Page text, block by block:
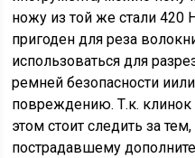
ножу из той же стали 420
пригоден для реза
использоваться для
ремней безопасности
повреждению. Т.к.
этом стоит следить за
пострадавшему